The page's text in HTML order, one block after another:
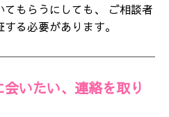
もらうにしても、 ご相談者
る必要があります。
いたい、連絡を取り